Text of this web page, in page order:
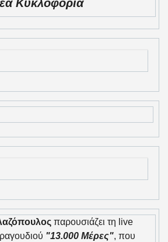
Κυκλοφορία
παρουσιάζει τη live
"13.000 Μέρες", που